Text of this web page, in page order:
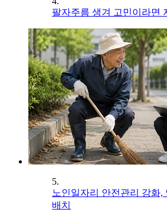
팔자주름 생겨 고민이라면
5.
노인일자리 안전관리 강화,
배치